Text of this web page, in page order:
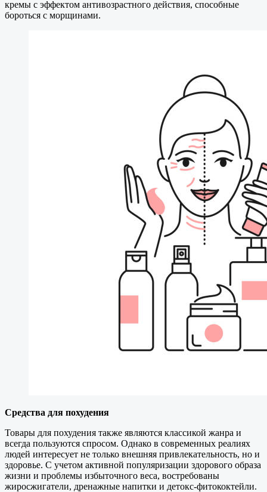
кремы с эффектом антивозрастного действия, способные
бороться с морщинами.
Средства для похудения
Товары для похудения также являются классикой жанра и
всегда пользуются спросом. Однако в современных реалиях
людей интересует не только внешняя привлекательность, но и
здоровье. С учетом активной популяризации здорового образа
жизни и проблемы избыточного веса, востребованы
жиросжигатели, дренажные напитки и детокс-фитококтейли.